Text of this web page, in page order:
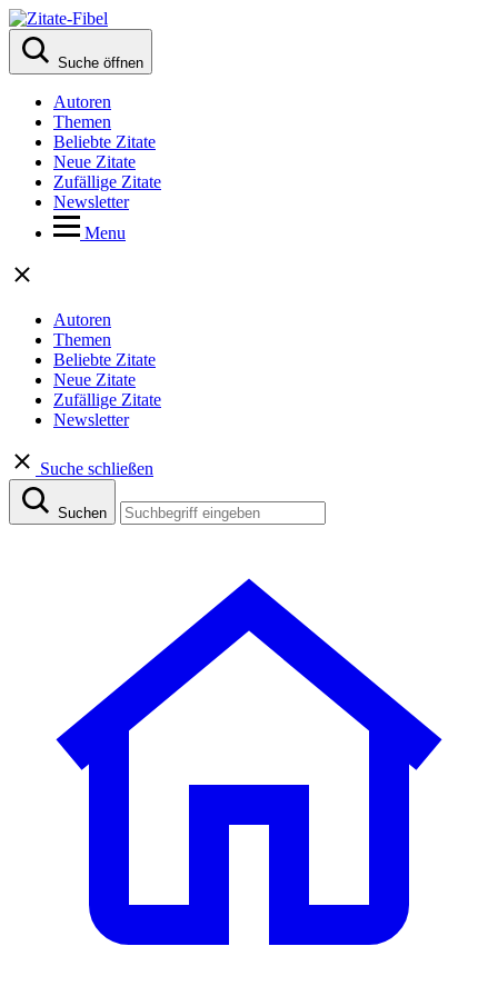
Suche öffnen
Autoren
Themen
Beliebte Zitate
Neue Zitate
Zufällige Zitate
Newsletter
Menu
Autoren
Themen
Beliebte Zitate
Neue Zitate
Zufällige Zitate
Newsletter
Suche schließen
Suchen